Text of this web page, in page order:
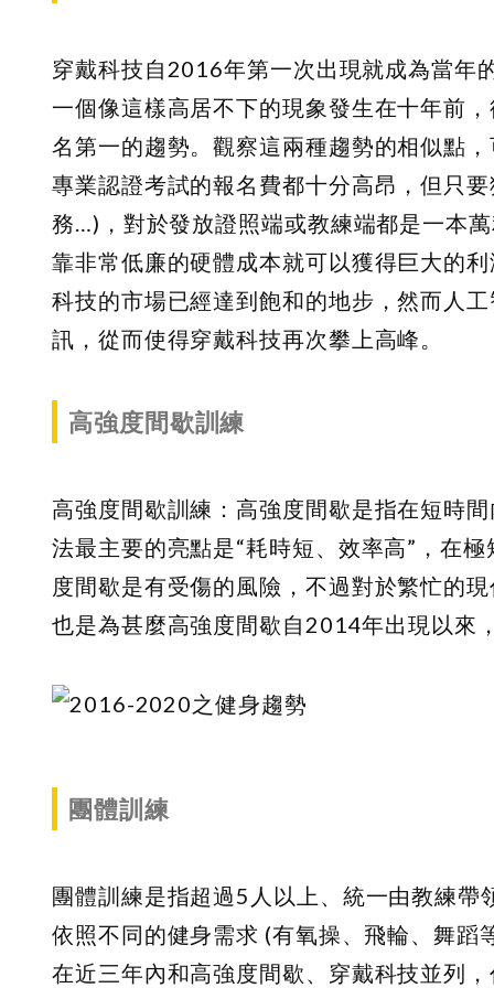
穿戴科技自2016年第一次出現就成為當
一個像這樣高居不下的現象發生在十年前
名第一的趨勢。觀察這兩種趨勢的相似點
專業認證考試的報名費都十分高昂，但只
務…)，對於發放證照端或教練端都是一本
靠非常低廉的硬體成本就可以獲得巨大的
科技的市場已經達到飽和的地步，然而人
訊，從而使得穿戴科技再次攀上高峰。
高強度間歇訓練
高強度間歇訓練：高強度間歇是指在短時
法最主要的亮點是“耗時短、效率高”，在
度間歇是有受傷的風險，不過對於繁忙的
也是為甚麼高強度間歇自2014年出現以來
團體訓練
團體訓練是指超過5人以上、統一由教練
依照不同的健身需求 (有氧操、飛輪、舞
在近三年內和高強度間歇、穿戴科技並列